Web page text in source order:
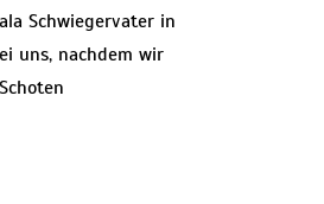
Schwiegervater in
uns, nachdem wir